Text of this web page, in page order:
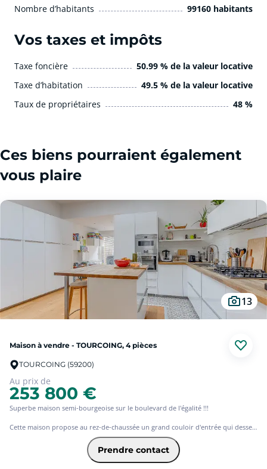
Nombre d’habitants 99160 habitants
Vos taxes et impôts
Taxe foncière
50.99 % de la valeur locative
Taxe d’habitation
49.5 % de la valeur locative
Taux de propriétaires
48 %
Ces biens pourraient également
vous plaire
13
Maison à vendre - TOURCOING, 4 pièces
TOURCOING (59200)
Au prix de
253 800 €
Superbe maison semi-bourgeoise sur le boulevard de l'égalité !!!
Cette maison propose au rez-de-chaussée un grand couloir d'entrée qui dessert
le séjour ainsi que la cuisine entièrement équipée.
Derrière la cuisine se trouvent une arrière cuisine, une salle de douches ainsi
Prendre contact